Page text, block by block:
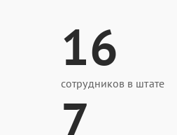
16
сотрудников в штате
7